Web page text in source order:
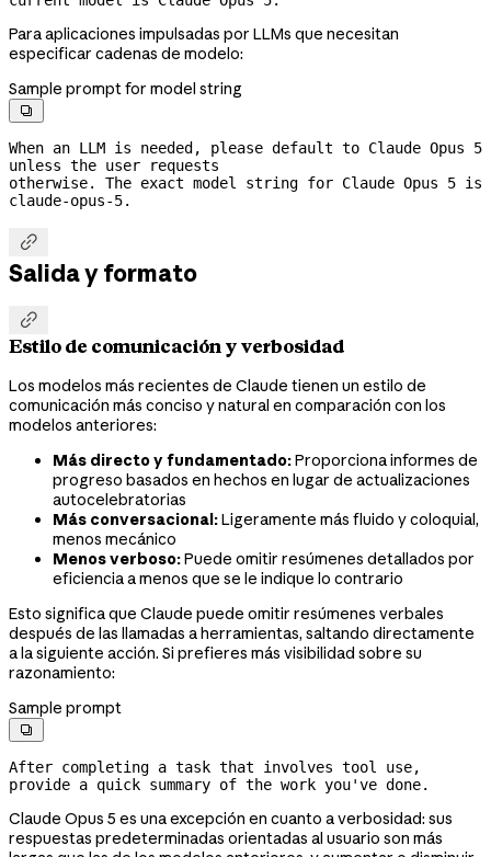
Para aplicaciones impulsadas por LLMs que necesitan
especificar cadenas de modelo:
Sample prompt for model string

When an LLM is needed, please default to Claude Opus 5
unless the user requests
claude-opus-5.

Salida y formato

Estilo de comunicación y verbosidad
Los modelos más recientes de Claude tienen un estilo de
comunicación más conciso y natural en comparación con los
modelos anteriores:
Más directo y fundamentado:Proporciona informes de
progreso basados en hechos en lugar de actualizaciones
autocelebratorias
Más conversacional:Ligeramente más fluido y coloquial,
menos mecánico
Menos verboso:Puede omitir resúmenes detallados por
eficiencia a menos que se le indique lo contrario
Esto significa que Claude puede omitir resúmenes verbales
después de las llamadas a herramientas, saltando directamente
a la siguiente acción. Si prefieres más visibilidad sobre su
razonamiento:
Sample prompt

After completing a task that involves tool use,
provide a quick summary of the work you've done.
Claude Opus 5 es una excepción en cuanto a verbosidad: sus
respuestas predeterminadas orientadas al usuario son más